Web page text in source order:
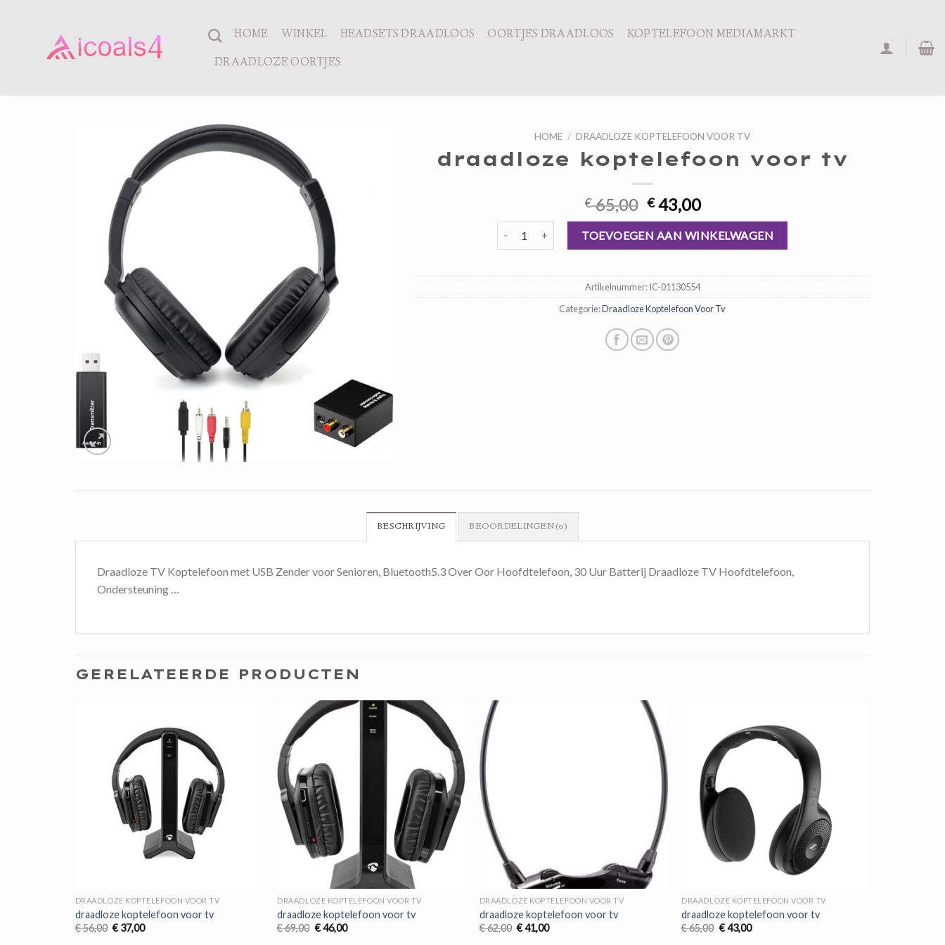
HOME WINKEL HEADSETS DRAADLOOS OORTJES DRAADLOOS
KOPTELEFOON MEDIAMARKT
DRAADLOZE OORTJES
HOME / DRAADLOZE KOPTELEFOON VOOR TV
draadloze koptelefoon voor tv
€65,00 Oorspronkelijke
prijs
was:
€ 65,00.
€43,00Huidige
prijs
is:
€ 43,00.
draadloze koptelefoon voor tv aantalTOEVOEGEN AAN WINKELWAGEN
Artikelnummer:IC-01130554
Categorie:Draadloze Koptelefoon Voor Tv
BESCHRIJVING BEOORDELINGEN (0)
Draadloze TV Koptelefoon met USB Zender voor Senioren, Bluetooth5.3 Over Oor Hoofdtelefoon, 30 Uur Batterij Draadloze TV Hoofdtelefoon,
Ondersteuning …
GERELATEERDE PRODUCTEN
DRAADLOZE KOPTELEFOON VOOR TV
draadloze koptelefoon voor tv
€56,00 Oorspronkelijke
€37,00Huidige
DRAADLOZE KOPTELEFOON VOOR TV
draadloze koptelefoon voor tv
€69,00 Oorspronkelijke
€46,00Huidige
DRAADLOZE KOPTELEFOON VOOR TV
draadloze koptelefoon voor tv
€62,00 Oorspronkelijke
€41,00Huidige
DRAADLOZE KOPTELEFOON VOOR TV
draadloze koptelefoon voor tv
€65,00 Oorspronkelijke
€43,00Huidige